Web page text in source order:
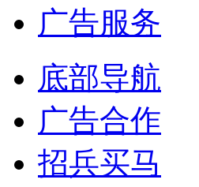
广告服务
底部导航
广告合作
招兵买马